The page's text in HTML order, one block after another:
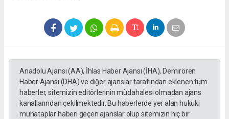
Anadolu Ajansı (AA), İhlas Haber Ajansı (İHA), Demirören
Haber Ajansı (DHA) ve diğer ajanslar tarafından eklenen tüm
haberler, sitemizin editörlerinin müdahalesi olmadan ajans
kanallarından çekilmektedir. Bu haberlerde yer alan hukuki
muhataplar haberi geçen ajanslar olup sitemizin hiç bir